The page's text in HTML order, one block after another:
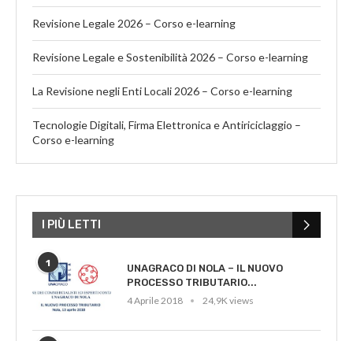
Revisione Legale 2026 – Corso e-learning
Revisione Legale e Sostenibilità 2026 – Corso e-learning
La Revisione negli Enti Locali 2026 – Corso e-learning
Tecnologie Digitali, Firma Elettronica e Antiriciclaggio –
Corso e-learning
I PIÙ LETTI
1
UNAGRACO DI NOLA – IL NUOVO
PROCESSO TRIBUTARIO...
4 Aprile 2018
24,9K views